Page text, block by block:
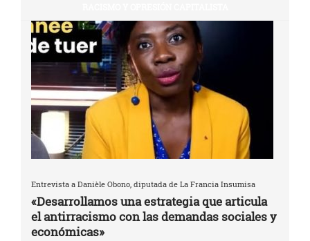
Entrevista a Danièle Obono, diputada de La Francia Insumisa
«Desarrollamos una estrategia que articula
el antirracismo con las demandas sociales y
económicas»